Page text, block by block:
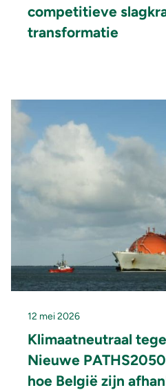
competitieve
transformatie
12 mei 2026
Klimaatneutraal
Nieuwe
hoe België zijn